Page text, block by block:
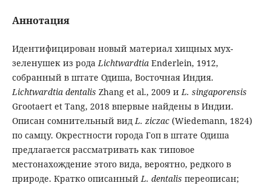
Аннотация
Идентифицирован новый материал хищных мух-
зеленушек из родаLichtwardtia Enderlein, 1912,
собранный в штате Одиша, Восточная Индия.
Lichtwardtia dentalis Zhang et al., 2009 иL. singaporensis
Grootaert et Tang, 2018 впервые найдены в Индии.
Описан сомнительный видL. ziczac (Wiedemann, 1824)
по самцу. Окрестности города Гоп в штате Одиша
предлагается рассматривать как типовое
местонахождение этого вида, вероятно, редкого в
природе. Кратко описанныйL. dentalis переописан;